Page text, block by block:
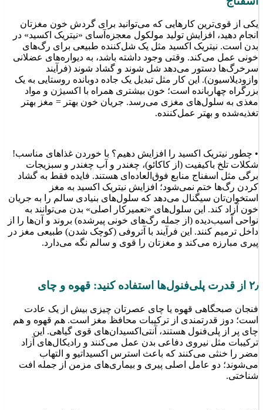
یکی از قوی‌ترین کارهایی که می‌توانید برای گردش خون مغزتان
انجام دهید، افزایش تولید مولکول معجزه‌آسای «نیتریک اکسید» در
بدن است. نیتریک اکسید مثل یک شل‌کننده طبیعی برای رگ‌های
خونی عمل می‌کند. وقتی وجود داشته باشد، به دیواره‌های عضلانی
سرخرگ‌ها دستور می‌دهد شل شوند و گشاد شوند (فرآیند
وازودیلاسیون). این کار مثل تبدیل یک جاده دوبانده روستایی به یک
بزرگراه چهاربانده است؛ خون بیشتری همراه با اکسیژن و مواد
مغذی به سلول‌های مغزی می‌رسد. جریان خون بهتر = مغز بهتر
تغذیه‌شده و بهتر عمل‌کننده.
• چطور نیتریک اکسید را افزایش دهیم؟ با خوردن غذاهای مناسب!
شکلات تلخ باکیفیت (از کاکائو)، چغندر و آب چغندر و سبزیجات
برگی مثل اسفناج منابع فوق‌العاده‌ای هستند. فایده فقط به گشاد
کردن رگ‌ها ختم نمی‌شود؛ افزایش نیتریک اکسید به مغز
استخوان‌تان سیگنال می‌دهد که سلول‌های بنیادی سالم را به جریان
خون آزاد کند. این سلول‌های «تعمیرکار اصلی» بدن می‌توانند به
نواحی آسیب‌دیده (از جمله رگ‌های خونی پیرشده) بروند و آن‌ها را از
داخل ترمیم کنند. این فرآیند با آتروفی (کوچک شدن) طبیعی مغز در
پیری مبارزه می‌کند و مغزتان را قوی و سالم نگه می‌دارد.
۲٫ از قدرت پلی‌فنول‌ها استفاده کنید: قهوه و چای
فنجان صبحگاهی قهوه یا چای عصرتان چیزی بیش از یک عادت
است؛ دوز قدرتمندی از ترکیبات محافظ مغز است. هم قهوه و هم
چای پر از پلی‌فنول هستند، آنتی‌اکسیدان‌های قوی گیاهی. این
ترکیبات مثل نیروی دفاعی بدن عمل می‌کنند و رادیکال‌های آزاد
مضر را خنثی می‌کنند که باعث استرس اکسیداتیو و التهاب
می‌شوند؛ دو عامل اصلی پیری و بیماری‌های مزمن از جمله افت
شناختی.